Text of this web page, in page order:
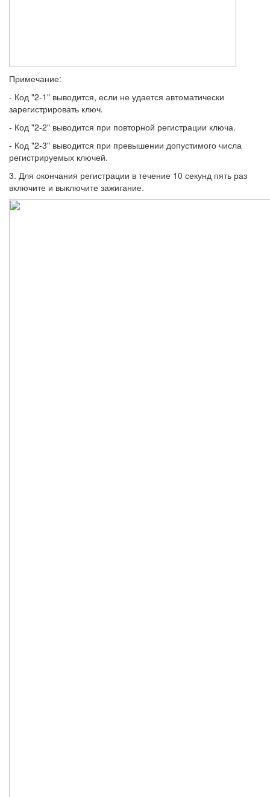
Примечание:
- Код "2-1" выводится, если не удается автоматически
зарегистрировать ключ.
- Код "2-2" выводится при повторной регистрации ключа.
- Код "2-3" выводится при превышении допустимого числа
регистрируемых ключей.
3. Для окончания регистрации в течение 10 секунд пять раз
включите и выключите зажигание.